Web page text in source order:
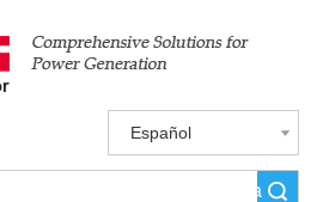
Español
Búsqueda